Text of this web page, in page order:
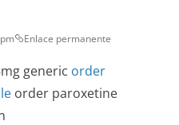
Enlace permanente
generic order
order paroxetine